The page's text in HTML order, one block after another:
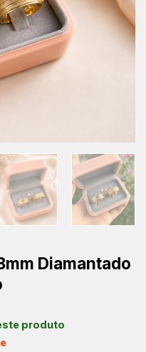
Diamantado
produto